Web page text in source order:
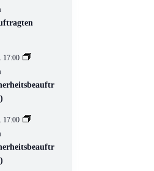
17:00
17:00